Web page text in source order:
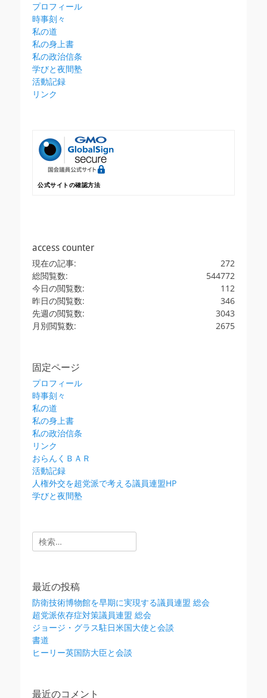
プロフィール
時事刻々
私の道
私の身上書
私の政治信条
学びと夜間塾
活動記録
リンク
公式サイトの確認方法
access counter
272
現在の記事:
544772
総閲覧数:
112
今日の閲覧数:
346
昨日の閲覧数:
3043
先週の閲覧数:
2675
月別閲覧数:
固定ページ
プロフィール
時事刻々
私の道
私の身上書
私の政治信条
リンク
おらんくＢＡＲ
活動記録
人権外交を超党派で考える議員連盟HP
学びと夜間塾
検
索:
最近の投稿
防衛技術博物館を早期に実現する議員連盟 総会
超党派依存症対策議員連盟 総会
ジョージ・グラス駐日米国大使と会談
書道
ヒーリー英国防大臣と会談
最近のコメント